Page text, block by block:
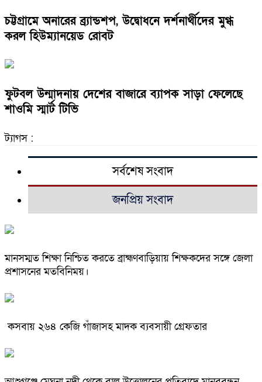
চট্টগ্রামে অনারের ব্র্যান্ডশপ, উদ্বোধনে দর্শনার্থীদের মুগ্ধ
করল হিউম্যানয়েড রোবট
ফুটবল উন্মাদনায় দেশের বাজারে ব্যাপক সাড়া ফেলেছে
শাওমি স্মার্ট টিভি
ট্যাগস :
সর্বশেষ সংবাদ
জনপ্রিয় সংবাদ
মানসম্মত শিক্ষা নিশ্চিত করতে ব্রাহ্মণবাড়িয়ায় শিক্ষকদের সঙ্গে জেলা
প্রশাসনের মতবিনিময়।
কসবায় ২৬৪ কেজি গাঁজাসহ মাদক ব্যবসায়ী গ্রেফতার